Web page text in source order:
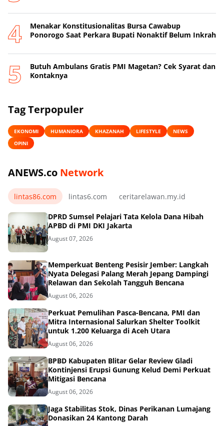
Menakar Konstitusionalitas Bursa Cawabup
Ponorogo Saat Perkara Bupati Nonaktif Belum Inkrah
Butuh Ambulans Gratis PMI Magetan? Cek Syarat dan
Kontaknya
Tag Terpopuler
EKONOMI HUMANIORA KHAZANAH LIFESTYLE
NEWS
OPINI
ANEWS.co Network
lintas86.com lintas6.com ceritarelawan.my.id
DPRD Sumsel Pelajari Tata Kelola Dana Hibah
APBD di PMI DKI Jakarta
August 07, 2026
Memperkuat Benteng Pesisir Jember: Langkah
Nyata Delegasi Palang Merah Jepang Dampingi
Relawan dan Sekolah Tangguh Bencana
August 06, 2026
Perkuat Pemulihan Pasca-Bencana, PMI dan
Mitra Internasional Salurkan Shelter Toolkit
untuk 1.200 Keluarga di Aceh Utara
August 06, 2026
BPBD Kabupaten Blitar Gelar Review Gladi
Kontinjensi Erupsi Gunung Kelud Demi Perkuat
Mitigasi Bencana
August 06, 2026
Jaga Stabilitas Stok, Dinas Perikanan Lumajang
Donasikan 24 Kantong Darah